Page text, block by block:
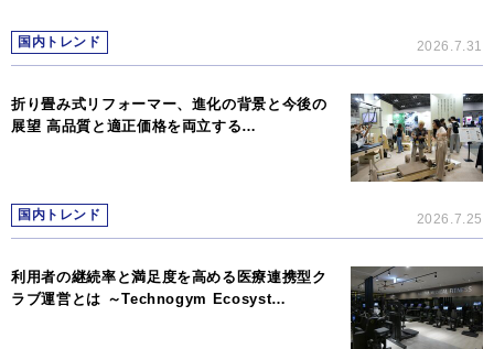
国内トレンド 2026.7.31
折り畳み式リフォーマー、進化の背景と今後の
展望 高品質と適正価格を両立する…
国内トレンド 2026.7.25
利用者の継続率と満足度を高める医療連携型ク
ラブ運営とは ～Technogym Ecosyst…